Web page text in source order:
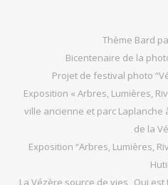
Thème Bard
Bicentenaire de la
Projet de festival photo
Exposition « Arbres, Lumières,
ville ancienne et parc Laplanche
de la
Exposition “Arbres, Lumières,
La Vézère source de vies Qui est